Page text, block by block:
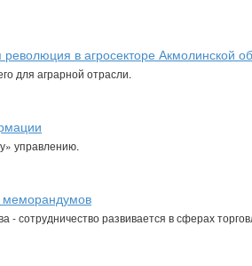
в агросекторе Акмолинской
для аграрной отрасли.
управлению.
меморандумов
сотрудничество развивается в сферах